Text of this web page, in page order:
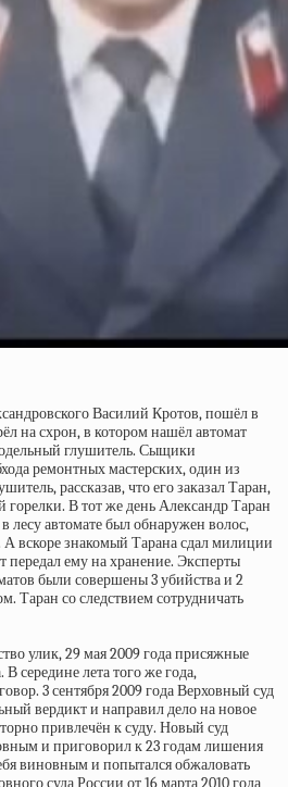
Василий Кротов, пошёл в
на схрон, в котором нашёл автомат
глушитель. Сыщики
ремонтных мастерских, один из
рассказав, что его заказал Таран,
горелки. В тот же день Александр Таран
лесу автомате был обнаружен волос,
вскоре знакомый Тарана сдал милиции
передал ему на хранение. Эксперты
были совершены 3 убийства и 2
Таран со следствием сотрудничать
улик, 29 мая 2009 года присяжные
середине лета того же года,
3 сентября 2009 года Верховный суд
вердикт и направил дело на новое
привлечён к суду. Новый суд
и приговорил к 23 годам лишения
виновным и попытался обжаловать
суда России от 16 марта 2010 года